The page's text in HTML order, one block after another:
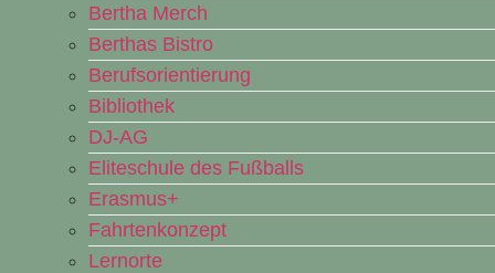
Bertha Merch
Berthas Bistro
Berufsorientierung
Bibliothek
DJ-AG
Eliteschule des Fußballs
Erasmus+
Fahrtenkonzept
Lernorte